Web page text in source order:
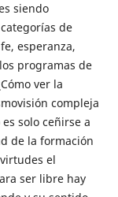
siendo
de
esperanza,
programas de
ver la
compleja
solo ceñirse a
de la formación
el
ser libre hay